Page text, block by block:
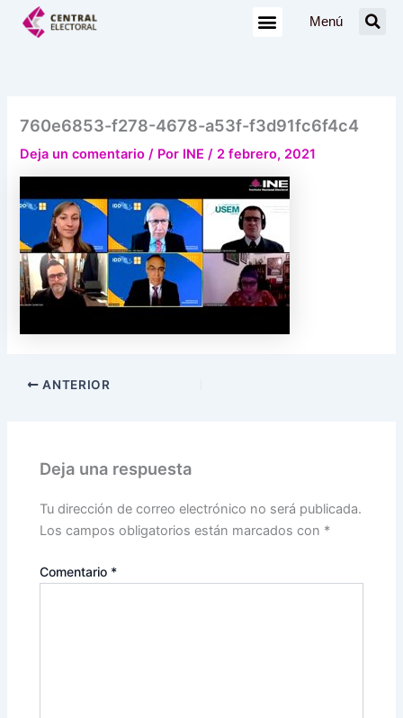
Menú
760e6853-f278-4678-a53f-f3d91fc6f4c4
Deja un comentario / Por INE/ 2 febrero, 2021
ANTERIOR
Deja una respuesta
Tu dirección de correo electrónico no será publicada.
Los campos obligatorios están marcados con *
Comentario *